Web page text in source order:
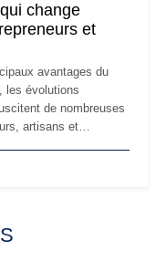
change
et
avantages du
les évolutions
de nombreuses
artisans et
: les règles